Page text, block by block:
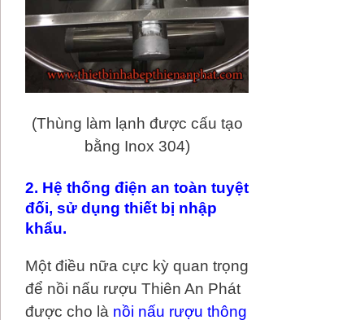
(Thùng làm lạnh được cấu tạo
bằng Inox 304)
2. Hệ thống điện an toàn tuyệt
đối, sử dụng thiết bị nhập
khẩu.
Một điều nữa cực kỳ quan trọng
để nồi nấu rượu Thiên An Phát
được cho là nồi nấu rượu thông